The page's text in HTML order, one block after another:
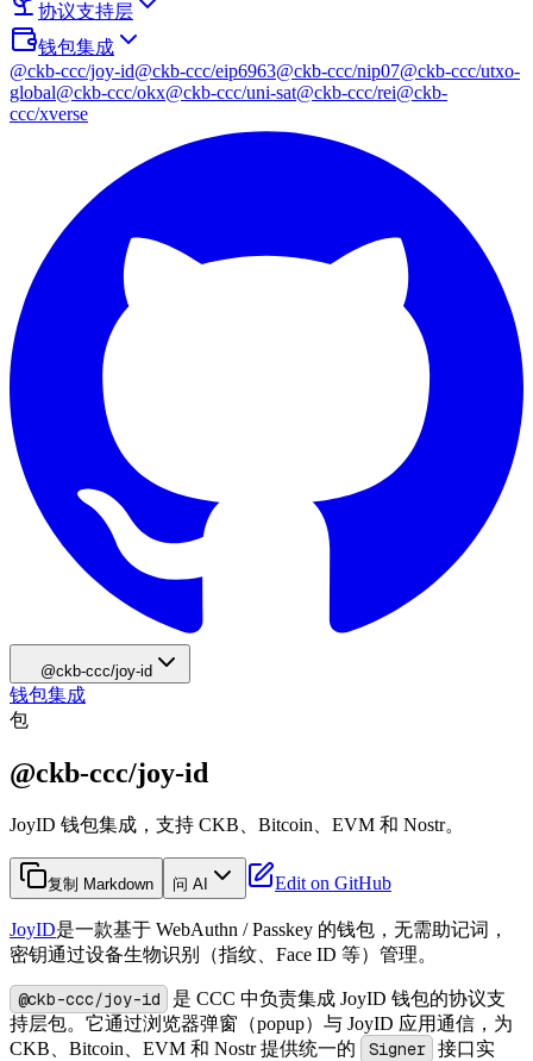
协议支持层
钱包集成
@ckb-ccc/joy-id@ckb-ccc/eip6963@ckb-ccc/nip07@ckb-ccc/utxo-
global@ckb-ccc/okx@ckb-ccc/uni-sat@ckb-ccc/rei@ckb-
ccc/xverse
@ckb-ccc/joy-id
钱包集成
包
@ckb-ccc/joy-id
JoyID 钱包集成，支持 CKB、Bitcoin、EVM 和 Nostr。
复制 Markdown 问 AI Edit on GitHub
JoyID是一款基于 WebAuthn / Passkey 的钱包，无需助记词，
密钥通过设备生物识别（指纹、Face ID 等）管理。
@ckb-ccc/joy-id
是 CCC 中负责集成 JoyID 钱包的协议支
持层包。它通过浏览器弹窗（popup）与 JoyID 应用通信，为
CKB、Bitcoin、EVM 和 Nostr 提供统一的
Signer
接口实